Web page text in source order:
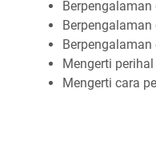
Bеrреngаlаmаn
Bеrреngаlаmаn
Bеrреngаlаmаn
Mеngеrtі
Mеngеrtі саrа